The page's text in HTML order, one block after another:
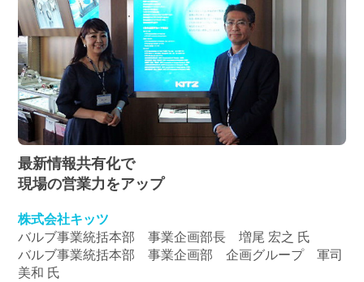
最新情報共有化で
現場の営業力をアップ
株式会社キッツ
バルブ事業統括本部 事業企画部長 増尾 宏之 氏
バルブ事業統括本部 事業企画部 企画グループ 軍司
美和 氏